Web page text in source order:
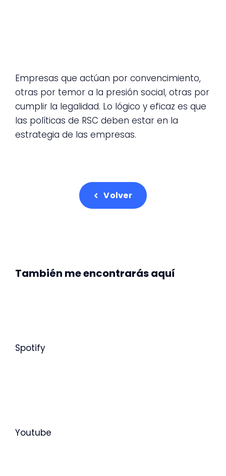
Empresas que actúan por convencimiento,
otras por temor a la presión social, otras por
cumplir la legalidad. Lo lógico y eficaz es que
las políticas de RSC deben estar en la
estrategia de las empresas.
Volver
También me encontrarás aquí
Spotify
Youtube